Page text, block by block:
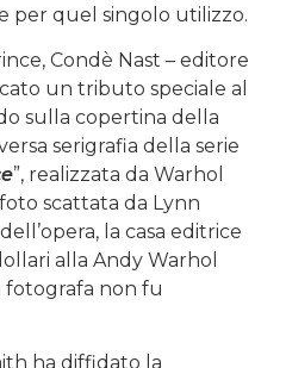
per quel singolo utilizzo.
Condè Nast – editore
un tributo speciale al
sulla copertina della
serigrafia della serie
”, realizzata da Warhol
scattata da Lynn
la casa editrice
alla Andy Warhol
fotografa non fu
ha diffidato la